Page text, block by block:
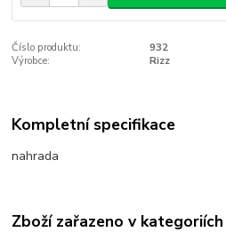
Číslo produktu:
932
Výrobce:
Rizz
Kompletní specifikace
nahrada
Zboží zařazeno v kategoriích